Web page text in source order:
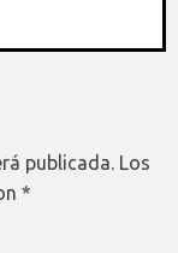
publicada. Los
*